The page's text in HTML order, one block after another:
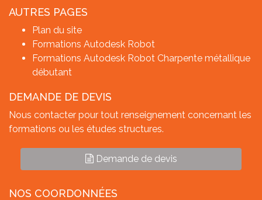
AUTRES PAGES
Plan du site
Formations Autodesk Robot
Formations Autodesk Robot Charpente métallique
débutant
DEMANDE DE DEVIS
Nous contacter pour tout renseignement concernant les
formations ou les études structures.
Demande de devis
NOS COORDONNÉES